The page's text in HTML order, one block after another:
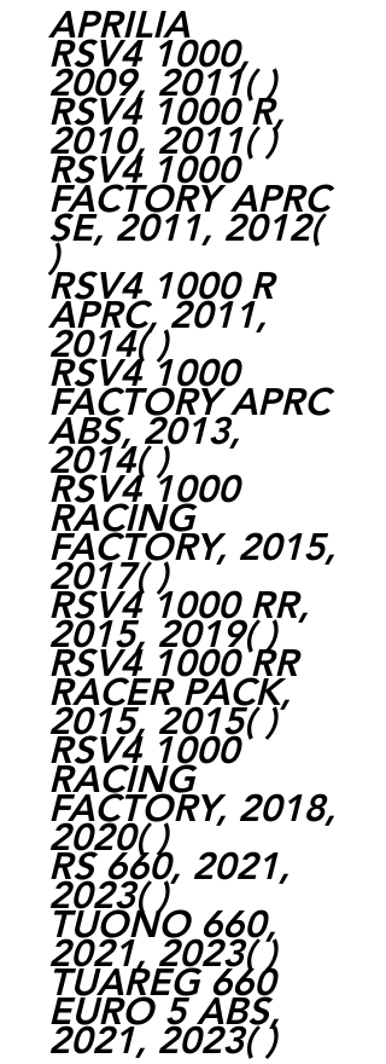
APRILIA
RSV4 1000,
2009, 2011( )
RSV4 1000 R,
2010, 2011( )
RSV4 1000
FACTORY APRC
SE, 2011, 2012(
)
RSV4 1000 R
APRC, 2011,
2014( )
RSV4 1000
FACTORY APRC
ABS, 2013,
2014( )
RSV4 1000
RACING
FACTORY, 2015,
2017( )
RSV4 1000 RR,
2015, 2019( )
RSV4 1000 RR
RACER PACK,
2015, 2015( )
RSV4 1000
RACING
FACTORY, 2018,
2020( )
RS 660, 2021,
2023( )
TUONO 660,
2021, 2023( )
TUAREG 660
EURO 5 ABS,
2021, 2023( )